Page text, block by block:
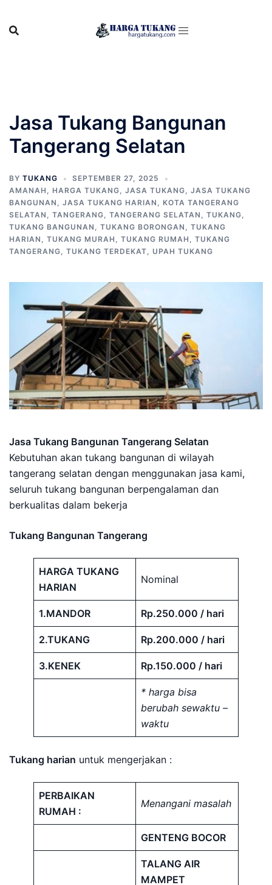
content
Jasa Tukang Bangunan
Tangerang Selatan
BY TUKANG
SEPTEMBER 27, 2025
AMANAH , HARGA TUKANG, JASA TUKANG, JASA TUKANG
BANGUNAN , JASA TUKANG HARIAN , KOTA TANGERANG
SELATAN , TANGERANG, TANGERANG SELATAN , TUKANG,
TUKANG BANGUNAN , TUKANG BORONGAN , TUKANG
HARIAN , TUKANG MURAH , TUKANG RUMAH , TUKANG
TANGERANG, TUKANG TERDEKAT, UPAH TUKANG
Jasa Tukang Bangunan Tangerang Selatan
Kebutuhan akan tukang bangunan di wilayah
tangerang selatan dengan menggunakan jasa kami,
seluruh tukang bangunan berpengalaman dan
berkualitas dalam bekerja
Tukang Bangunan Tangerang
HARGA TUKANG
HARIAN
Nominal
1.MANDOR Rp.250.000 / hari
2.TUKANG Rp.200.000 / hari
3.KENEK Rp.150.000 / hari
* harga bisa
berubah sewaktu –
waktu
Tukang harian untuk mengerjakan :
PERBAIKAN
RUMAH :
Menangani masalah
GENTENG BOCOR
TALANG AIR
MAMPET